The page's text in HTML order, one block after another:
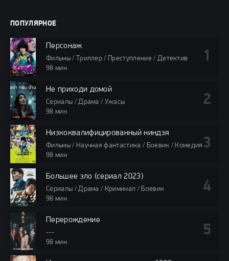
ПОПУЛЯРНОЕ
Персонаж
Фильмы / Триллер / Преступление / Детектив
98 мин
Не приходи домой
Сериалы / Драма / Ужасы
98 мин
Низкоквалифицированный ниндзя
Фильмы / Научная фантастика / Боевик / Комедия
98 мин
Большее зло (сериал 2023)
Сериалы / Драма / Криминал / Боевик
98 мин
Перерождение
---
98 мин